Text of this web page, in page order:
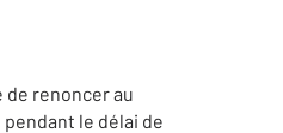
de renoncer au
le délai de